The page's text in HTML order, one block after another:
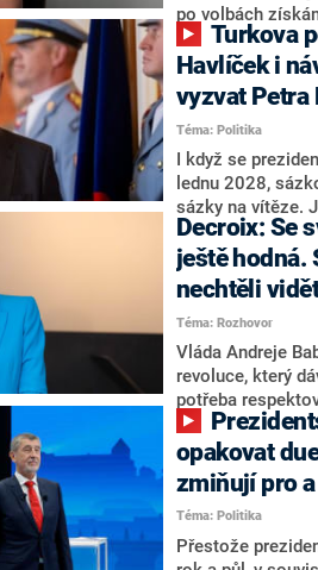
svoje témata,“
NEWS.
po volbách
NEWS to řekl
Martin Kuba.
například
součástí klubu
redakce
Zdeněk Nytra
některých
nepřítel, ale
Havlíček i
vyzvat Petra
Téma: Politika
I když se
lednu 2028,
sázky na vítěze.
hlava státu Petr
zmiňují dva
Andreje Babiše
Oblíbeným tipem
Motoristy Filip
o případné
značně
nemá osobu,
Decroix: Se
ještě hodná.
nechtěli
Téma: Rozhovor
Vláda Andreje
revoluce, který
potřeba
ministryně
rozhovoru pro
ohledně
Tejce (za ANO)
práva Taťány
adresu vlády prý
opakovat
zmiňují pro
Téma: Politika
Přestože